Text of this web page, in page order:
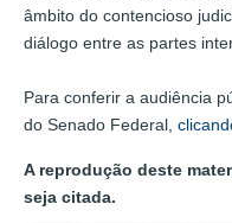
âmbito do contencioso
diálogo entre as partes
Para conferir a audiência
do Senado Federal,
A reprodução deste
seja citada.